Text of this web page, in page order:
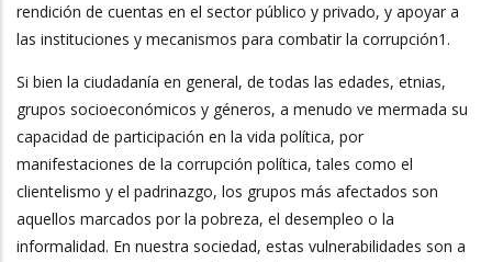
rendición de cuentas en el sector público y privado, y apoyar a
las instituciones y mecanismos para combatir la corrupción1.
Si bien la ciudadanía en general, de todas las edades, etnias,
grupos socioeconómicos y géneros, a menudo ve mermada su
capacidad de participación en la vida política, por
manifestaciones de la corrupción política, tales como el
clientelismo y el padrinazgo, los grupos más afectados son
aquellos marcados por la pobreza, el desempleo o la
informalidad. En nuestra sociedad, estas vulnerabilidades son a